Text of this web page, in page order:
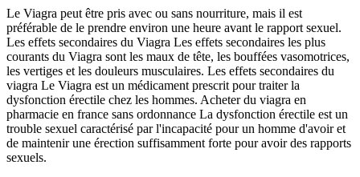
Le Viagra peut être pris avec ou sans nourriture, mais il est
préférable de le prendre environ une heure avant le rapport sexuel.
Les effets secondaires du Viagra Les effets secondaires les plus
courants du Viagra sont les maux de tête, les bouffées vasomotrices,
les vertiges et les douleurs musculaires. Les effets secondaires du
viagra Le Viagra est un médicament prescrit pour traiter la
dysfonction érectile chez les hommes. Acheter du viagra en
pharmacie en france sans ordonnance La dysfonction érectile est un
trouble sexuel caractérisé par l'incapacité pour un homme d'avoir et
de maintenir une érection suffisamment forte pour avoir des rapports
sexuels.